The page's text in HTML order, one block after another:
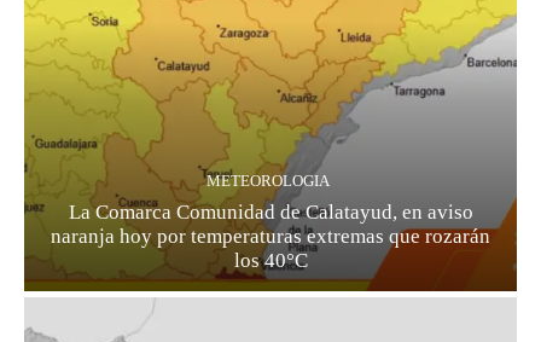
METEOROLOGIA
La Comarca Comunidad de Calatayud, en aviso
naranja hoy por temperaturas extremas que rozarán
los 40°C